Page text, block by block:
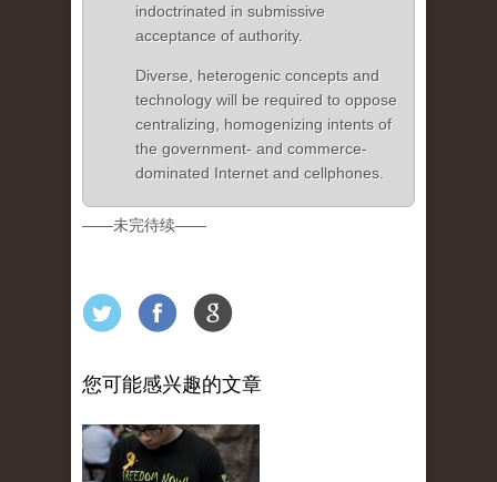
indoctrinated in submissive
acceptance of authority.
Diverse, heterogenic concepts and
technology will be required to oppose
centralizing, homogenizing intents of
the government- and commerce-
dominated Internet and cellphones.
——未完待续——
您可能感兴趣的文章